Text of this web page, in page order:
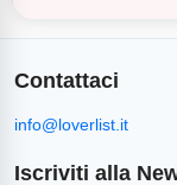
Contattaci
info@loverlist.it
Iscriviti alla